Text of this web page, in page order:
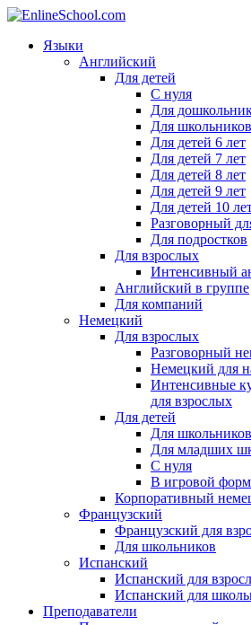
Языки
Английский
Для детей
С нуля
Для
Для школьников
Для детей 6 лет
Для детей 7 лет
Для детей 8 лет
Для детей 9 лет
Для детей 10
Разговорный
Для подростков
Для взрослых
Интенсивный
Английский в группе
Для компаний
Немецкий
Для взрослых
Разговорный
Немецкий для
Интенсивные
для взрослых
Для детей
Для школьников
Для младших
С нуля
В игровой
Корпоративный
Французский
Французский для
Для школьников
Испанский
Испанский для
Испанский для
Преподаватели